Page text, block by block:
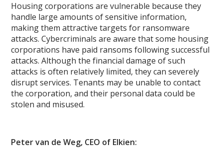
Housing corporations are vulnerable because they
handle large amounts of sensitive information,
making them attractive targets for ransomware
attacks. Cybercriminals are aware that some housing
corporations have paid ransoms following successful
attacks. Although the financial damage of such
attacks is often relatively limited, they can severely
disrupt services. Tenants may be unable to contact
the corporation, and their personal data could be
stolen and misused.
Peter van de Weg, CEO of Elkien: